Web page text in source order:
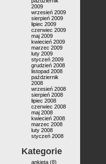
2009
wrzesień 2009
sierpień 2009
lipiec 2009
czerwiec 2009
maj 2009
kwiecień 2009
marzec 2009
luty 2009
styczeń 2009
grudzień 2008
listopad 2008
październik
2008
wrzesień 2008
sierpień 2008
lipiec 2008
czerwiec 2008
maj 2008
kwiecień 2008
marzec 2008
luty 2008
styczeń 2008
Kategorie
ankieta (8)